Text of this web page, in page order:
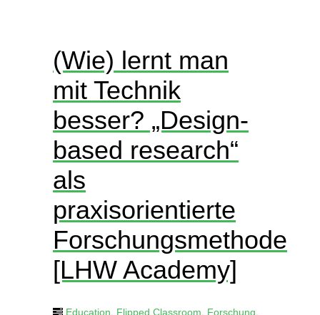
(Wie) lernt man
mit Technik
besser? „Design-
based research“
als
praxisorientierte
Forschungsmethode
[LHW Academy]
Education Flipped Classroom Forschung